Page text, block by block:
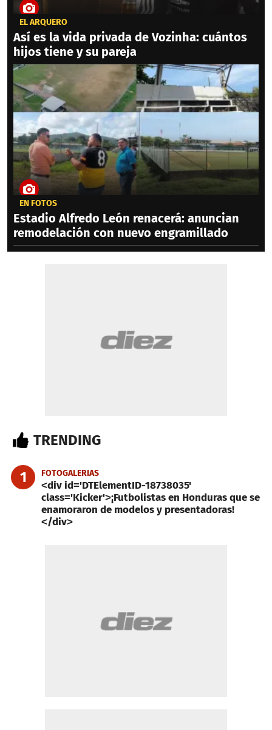
EL ARQUERO
Así es la vida privada de Vozinha: cuántos
hijos tiene y su pareja
EN FOTOS
Estadio Alfredo León renacerá: anuncian
remodelación con nuevo engramillado
TRENDING
1 FOTOGALERIAS
<div id='DTElementID-18738035'
class='Kicker'>¡Futbolistas en Honduras que se
enamoraron de modelos y presentadoras!
</div>